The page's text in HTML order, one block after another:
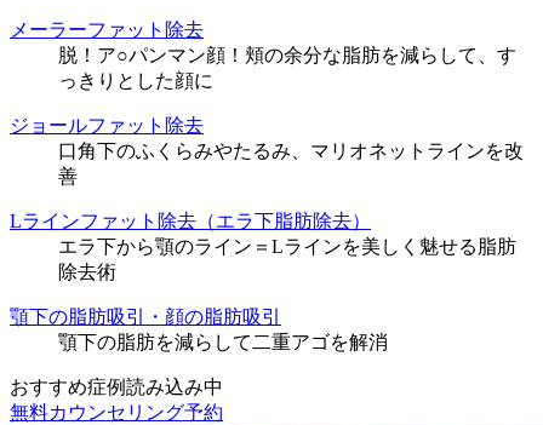
メーラーファット除去
脱！ア○パンマン顔！頬の余分な脂肪を減らして、す
っきりとした顔に
ジョールファット除去
口角下のふくらみやたるみ、マリオネットラインを改
善
Lラインファット除去（エラ下脂肪除去）
エラ下から顎のライン＝Lラインを美しく魅せる脂肪
除去術
顎下の脂肪吸引・顔の脂肪吸引
顎下の脂肪を減らして二重アゴを解消
おすすめ症例読み込み中
無料カウンセリング予約